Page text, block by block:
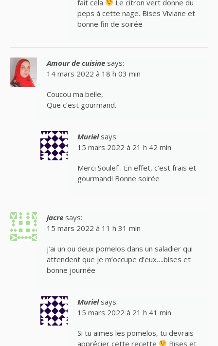
fait cela
Le citron vert donne du
peps à cette nage. Bises Viviane et
bonne fin de soirée
Amour de cuisine says:
14 mars 2022 à 18 h 03 min
Coucou ma belle,
Que c’est gourmand.
Muriel says:
15 mars 2022 à 21 h 42 min
Merci Soulef . En effet, c’est frais et
gourmand! Bonne soirée
jacre says:
15 mars 2022 à 11 h 31 min
j’ai un ou deux pomelos dans un saladier qui
attendent que je m’occupe d’eux….bises et
bonne journée
Muriel says:
15 mars 2022 à 21 h 41 min
Si tu aimes les pomelos, tu devrais
apprécier cette recette
Bises et